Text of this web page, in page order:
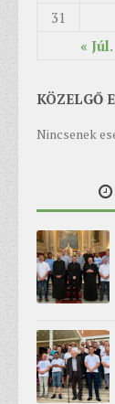
« Júl.
31
KÖZELGŐ
Nincsenek